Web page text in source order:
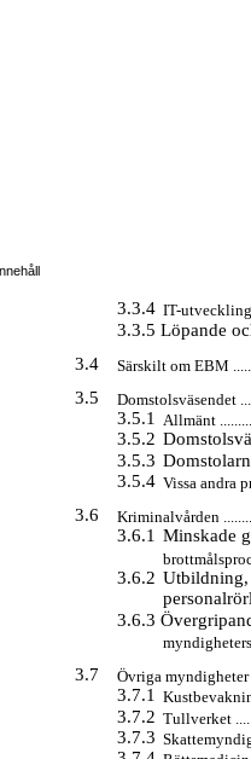
3.3.4 IT-
3.3.5 Löpande
3.4
Särskilt om EBM
3.5 Domstolsväsendet
3.5.1 Allmänt
3.5.2
3.5.3
3.5.4 Vissa andra
3.6 Kriminalvården
3.6.1 Minskade
3.6.2 Utbildning,
3.6.3
3.7 Övriga myndigheter
3.7.1
3.7.2 Tullverket
3.7.3